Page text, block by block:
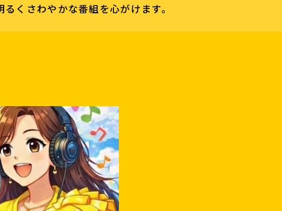
くさわやかな番組を心がけます。